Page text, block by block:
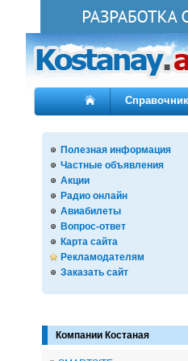
Полезная информация
Частные объявления
Акции
Радио онлайн
Авиабилеты
Вопрос-ответ
Карта сайта
Рекламодателям
Заказать сайт
Компании Костаная